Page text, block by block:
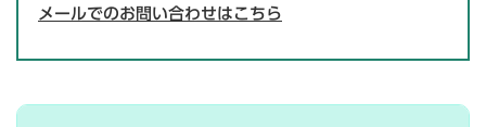
メールでのお問い合わせはこちら